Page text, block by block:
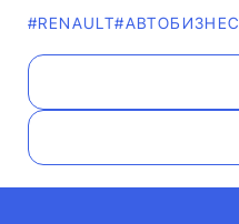
#RENAULT#AВТОБИЗНЕС